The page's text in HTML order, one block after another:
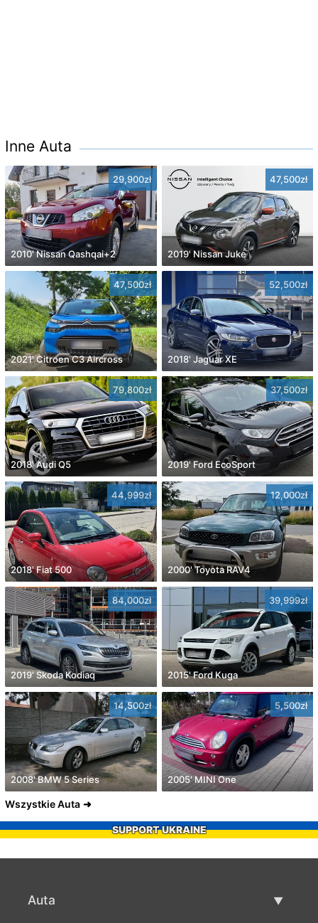
Inne Auta
29,900zł
2010' Nissan Qashqai+2
47,500zł
2019' Nissan Juke
47,500zł
2021' Citroen C3 Aircross
52,500zł
2018' Jaguar XE
79,800zł
2018' Audi Q5
37,500zł
2019' Ford EcoSport
44,999zł
2018' Fiat 500
12,000zł
2000' Toyota RAV4
84,000zł
2019' Skoda Kodiaq
39,999zł
2015' Ford Kuga
14,500zł
2008' BMW 5 Series
5,500zł
2005' MINI One
Wszystkie Auta
SUPPORT UKRAINE
Auta